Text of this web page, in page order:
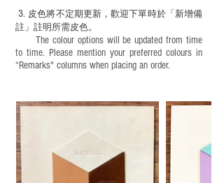
3. 皮色將不定期更新，歡迎下單時於「新增備
註」註明 所需皮色。
The colour options will be updated from time
to time. Please mention your preferred colours in
“Remarks" columns when placing an order.